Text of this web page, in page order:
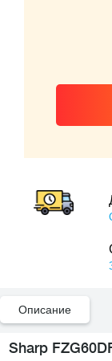
Описание
Sharp